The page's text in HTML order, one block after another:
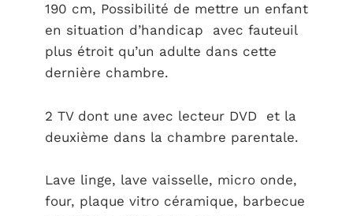
190 cm, Possibilité de mettre un enfant
en situation d’handicap avec fauteuil
plus étroit qu’un adulte dans cette
dernière chambre.
2 TV dont une avec lecteur DVD et la
deuxième dans la chambre parentale.
Lave linge, lave vaisselle, micro onde,
four, plaque vitro céramique, barbecue